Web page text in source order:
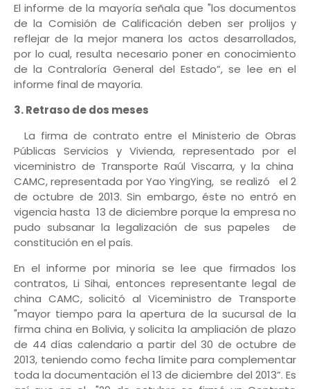
El informe de la mayoría señala que "los documentos
de la Comisión de Calificación deben ser prolijos y
reflejar de la mejor manera los actos desarrollados,
por lo cual, resulta necesario poner en conocimiento
de la Contraloría General del Estado”, se lee en el
informe final de mayoría.
3. Retraso de dos meses
La firma de contrato entre el Ministerio de Obras
Públicas Servicios y Vivienda, representado por el
viceministro de Transporte Raúl Viscarra, y la china
CAMC, representada por Yao YingYing, se realizó el 2
de octubre de 2013. Sin embargo, éste no entró en
vigencia hasta 13 de diciembre porque la empresa no
pudo subsanar la legalización de sus papeles de
constitución en el país.
En el informe por minoría se lee que firmados los
contratos, Li Sihai, entonces representante legal de
china CAMC, solicitó al Viceministro de Transporte
"mayor tiempo para la apertura de la sucursal de la
firma china en Bolivia, y solicita la ampliación de plazo
de 44 días calendario a partir del 30 de octubre de
2013, teniendo como fecha límite para complementar
toda la documentación el 13 de diciembre del 2013”. Es